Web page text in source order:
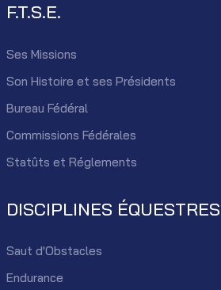
F.T.S.E.
Ses Missions
Son Histoire et ses Présidents
Bureau Fédéral
Commissions Fédérales
Statûts et Réglements
DISCIPLINES ÉQUESTRES
Saut d'Obstacles
Endurance